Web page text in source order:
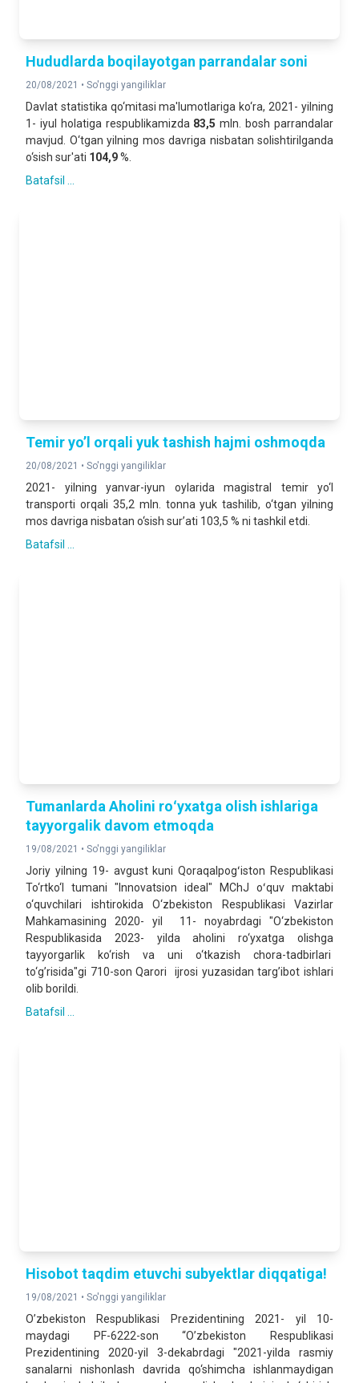
Hududlarda boqilayotgan parrandalar soni
20/08/2021 • So'nggi yangiliklar
Davlat statistika qo‘mitasi ma'lumotlariga ko‘ra, 2021- yilning
1- iyul holatiga respublikamizda 83,5 mln. bosh parrandalar
mavjud. O‘tgan yilning mos davriga nisbatan solishtirilganda
o‘sish sur'ati 104,9%.
Batafsil ...
Temir yo’l orqali yuk tashish hajmi oshmoqda
20/08/2021 • So'nggi yangiliklar
2021- yilning yanvar-iyun oylarida magistral temir yo‘l
transporti orqali 35,2 mln. tonna yuk tashilib, o‘tgan yilning
mos davriga nisbatan o‘sish sur’ati 103,5 % ni tashkil etdi.
Batafsil ...
Tumanlarda Aholini roʻyxatga olish ishlariga
tayyorgalik davom etmoqda
19/08/2021 • So'nggi yangiliklar
Joriy yilning 19- avgust kuni Qoraqalpogʻiston Respublikasi
To‘rtko‘l tumani "Innovatsion ideal" MChJ oʻquv maktabi
o‘quvchilari ishtirokida O‘zbekiston Respublikasi Vazirlar
Mahkamasining 2020- yil 11- noyabrdagi "O‘zbekiston
Respublikasida 2023- yilda aholini ro‘yxatga olishga
tayyorgarlik ko‘rish va uni o‘tkazish chora-tadbirlari
to‘g’risida"gi 710-son Qarori ijrosi yuzasidan targ’ibot ishlari
olib borildi.
Batafsil ...
Hisobot taqdim etuvchi subyektlar diqqatiga!
19/08/2021 • So'nggi yangiliklar
O’zbekiston Respublikasi Prezidentining 2021- yil 10-
maydagi PF-6222-son “O’zbekiston Respublikasi
Prezidentining 2020-yil 3-dekabrdagi "2021-yilda rasmiy
sanalarni nishonlash davrida qo‘shimcha ishlanmaydigan